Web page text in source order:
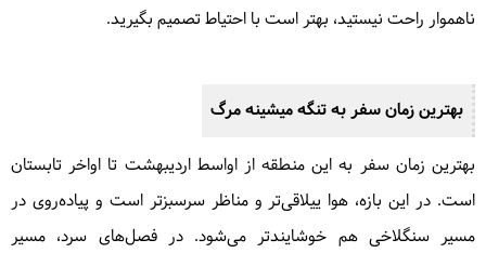
ناهموار راحت نیستید، بهتر است با احتیاط تصمیم بگیرید.
بهترین زمان سفر بهتنگه میشینه مرگ
بهترین زمان سفر به این منطقه از اواسط اردیبهشت تا اواخر تابستان
است. در این بازه، هوا ییلاقی‌تر و مناظر سرسبزتر است و پیاده‌روی در
مسیر سنگلاخی هم خوشایندتر می‌شود. در فصل‌های سرد، مسیر